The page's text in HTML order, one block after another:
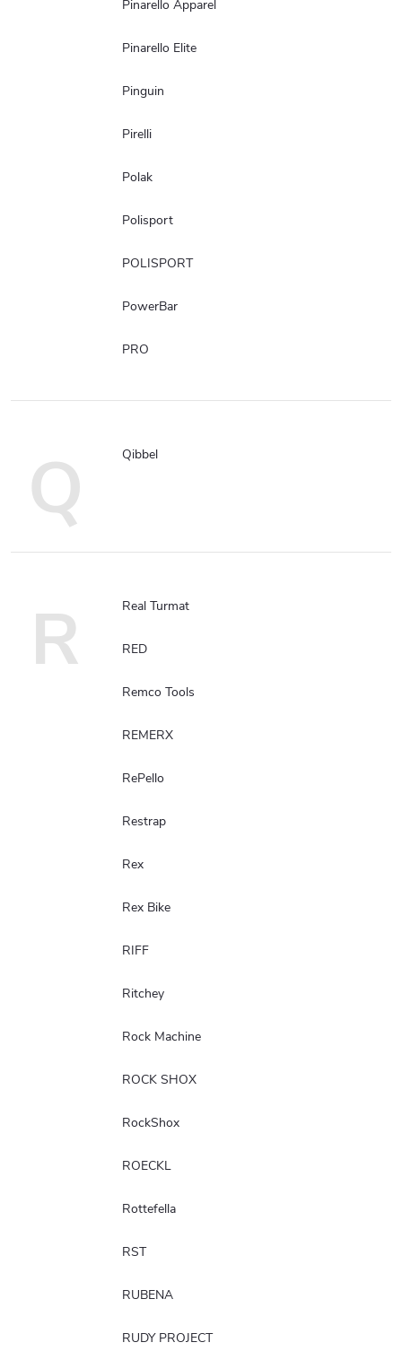
Pinarello Apparel
Pinarello Elite
Pinguin
Pirelli
Polak
Polisport
POLISPORT
PowerBar
PRO
Q Qibbel
R Real Turmat
RED
Remco Tools
REMERX
RePello
Restrap
Rex
Rex Bike
RIFF
Ritchey
Rock Machine
ROCK SHOX
RockShox
ROECKL
Rottefella
RST
RUBENA
RUDY PROJECT